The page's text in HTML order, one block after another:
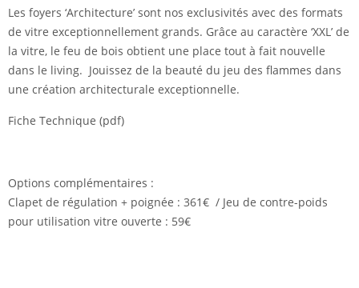
Les foyers ‘Architecture’ sont nos exclusivités avec des formats
de vitre exceptionnellement grands. Grâce au caractère ‘XXL’ de
la vitre, le feu de bois obtient une place tout à fait nouvelle
dans le living. Jouissez de la beauté du jeu des flammes dans
une création architecturale exceptionnelle.
Fiche Technique (pdf)
Options complémentaires :
Clapet de régulation + poignée : 361€ / Jeu de contre-poids
pour utilisation vitre ouverte : 59€